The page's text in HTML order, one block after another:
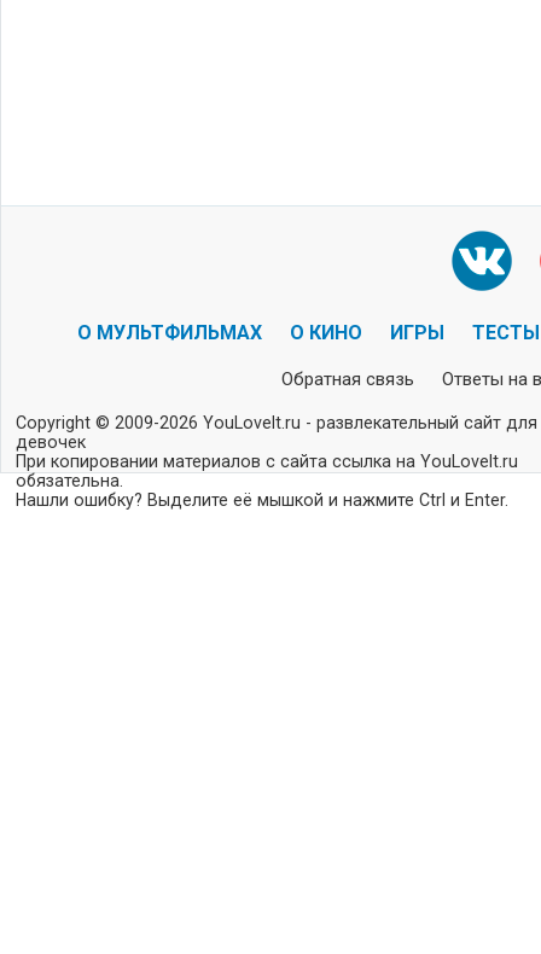
О МУЛЬТФИЛЬМАХ О КИНО ИГРЫ ТЕСТЫ
Обратная связь Ответы на
Copyright © 2009-2026 YouLoveIt.ru - развлекательный сайт для
девочек
При копировании материалов с сайта ссылка на YouLoveIt.ru
обязательна.
Нашли ошибку? Выделите её мышкой и нажмите Ctrl и Enter.